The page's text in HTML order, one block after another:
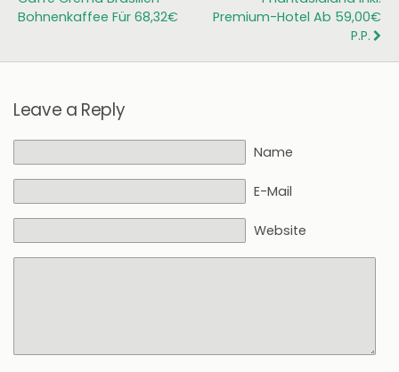
Bohnenkaffee Für 68,32€
Premium-Hotel Ab 59,00€
P.P.
Leave a Reply
Name
E-Mail
Website